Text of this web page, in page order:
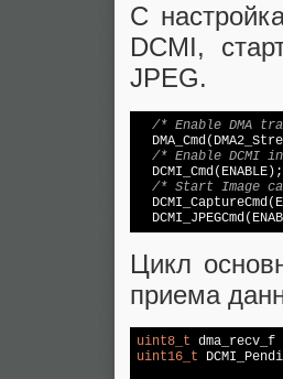
С
DCMI,
JPEG.
/* Enable DMA
/* Enable DCMI
/* Start Image
Цикл
приема
uint8_t
uint16_t